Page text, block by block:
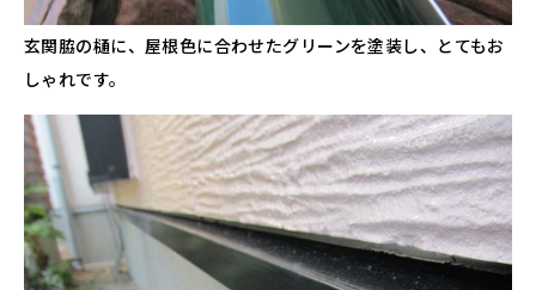
玄関脇の樋に、屋根色に合わせたグリーンを塗装し、とてもお
しゃれです。